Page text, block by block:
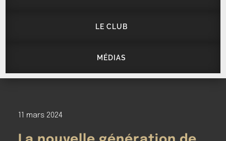
LE CLUB
MÉDIAS
11 mars 2024